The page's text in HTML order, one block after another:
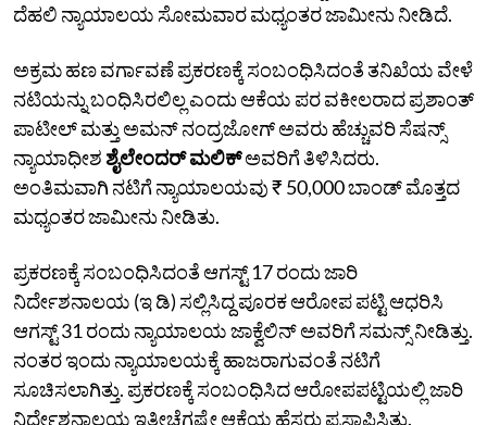
ದೆಹಲಿ ನ್ಯಾಯಾಲಯ ಸೋಮವಾರ ಮಧ್ಯಂತರ ಜಾಮೀನು ನೀಡಿದೆ.
ಅಕ್ರಮ ಹಣ ವರ್ಗಾವಣೆ ಪ್ರಕರಣಕ್ಕೆ ಸಂಬಂಧಿಸಿದಂತೆ ತನಿಖೆಯ ವೇಳೆ
ನಟಿಯನ್ನು ಬಂಧಿಸಿರಲಿಲ್ಲ ಎಂದು ಆಕೆಯ ಪರ ವಕೀಲರಾದ ಪ್ರಶಾಂತ್
ಪಾಟೀಲ್ ಮತ್ತು ಅಮನ್ ನಂದ್ರಜೋಗ್ ಅವರು ಹೆಚ್ಚುವರಿ ಸೆಷನ್ಸ್
ನ್ಯಾಯಾಧೀಶ ಶೈಲೇಂದರ್ ಮಲಿಕ್ಅವರಿಗೆ ತಿಳಿಸಿದರು.
ಅಂತಿಮವಾಗಿ ನಟಿಗೆ ನ್ಯಾಯಾಲಯವು ₹ 50,000 ಬಾಂಡ್‌ ಮೊತ್ತದ
ಮಧ್ಯಂತರ ಜಾಮೀನು ನೀಡಿತು.
ಪ್ರಕರಣಕ್ಕೆ ಸಂಬಂಧಿಸಿದಂತೆ ಆಗಸ್ಟ್ 17 ರಂದು ಜಾರಿ
ನಿರ್ದೇಶನಾಲಯ (ಇ ಡಿ) ಸಲ್ಲಿಸಿದ್ದ ಪೂರಕ ಆರೋಪ ಪಟ್ಟಿ ಆಧರಿಸಿ
ಆಗಸ್ಟ್ 31 ರಂದು ನ್ಯಾಯಾಲಯ ಜಾಕ್ವೆಲಿನ್‌ ಅವರಿಗೆ ಸಮನ್ಸ್‌ ನೀಡಿತ್ತು.
ನಂತರ ಇಂದು ನ್ಯಾಯಾಲಯಕ್ಕೆ ಹಾಜರಾಗುವಂತೆ ನಟಿಗೆ
ಸೂಚಿಸಲಾಗಿತ್ತು. ಪ್ರಕರಣಕ್ಕೆ ಸಂಬಂಧಿಸಿದ ಆರೋಪಪಟ್ಟಿಯಲ್ಲಿ ಜಾರಿ
ನಿರ್ದೇಶನಾಲಯ ಇತ್ತೀಚೆಗಷ್ಟೇ ಆಕೆಯ ಹೆಸರು ಪ್ರಸ್ತಾಪಿಸಿತ್ತು.